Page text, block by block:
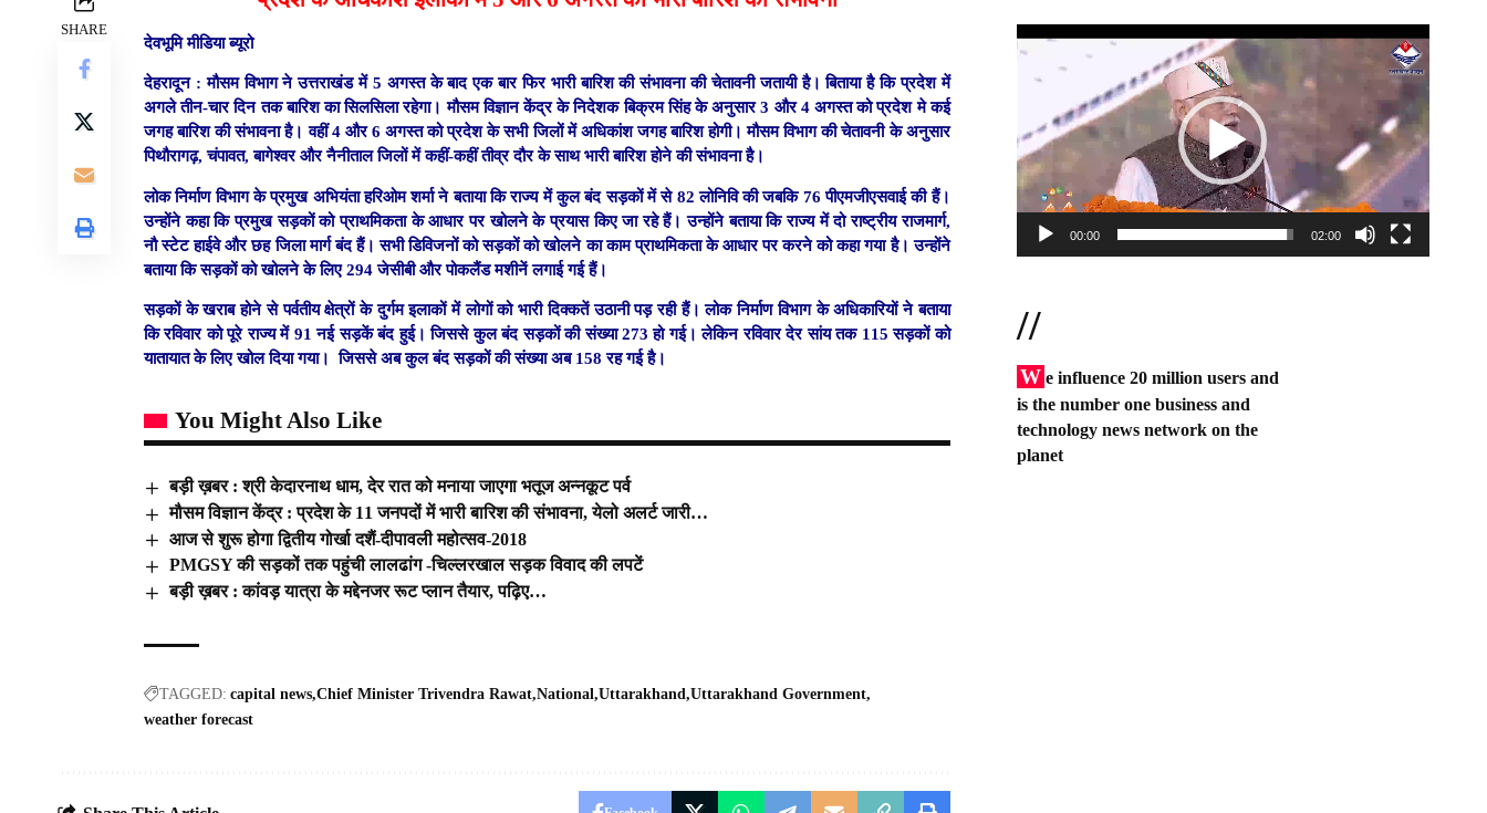
SHARE
देवभूमि मीडिया ब्यूरो
देहरादून : मौसम विभाग ने उत्तराखंड में 5 अगस्त के बाद एक बार फिर भारी बारिश की संभावना की चेतावनी जतायी है। बिताया है कि प्रदेश में
अगले तीन-चार दिन तक बारिश का सिलसिला रहेगा। मौसम विज्ञान केंद्र के निदेशक बिक्रम सिंह के अनुसार 3 और 4 अगस्त को प्रदेश मे कई
जगह बारिश की संभावना है। वहीं 4 और 6 अगस्त को प्रदेश के सभी जिलों में अधिकांश जगह बारिश होगी। मौसम विभाग की चेतावनी के अनुसार
पिथौरागढ़, चंपावत, बागेश्वर और नैनीताल जिलों में कहीं-कहीं तीव्र दौर के साथ भारी बारिश होने की संभावना है।
लोक निर्माण विभाग के प्रमुख अभियंता हरिओम शर्मा ने बताया कि राज्य में कुल बंद सड़कों में से 82 लोनिवि की जबकि 76 पीएमजीएसवाई की हैं।
उन्होंने कहा कि प्रमुख सड़कों को प्राथमिकता के आधार पर खोलने के प्रयास किए जा रहे हैं। उन्होंने बताया कि राज्य में दो राष्ट्रीय राजमार्ग,
नौ स्टेट हाईवे और छह जिला मार्ग बंद हैं। सभी डिविजनों को सड़कों को खोलने का काम प्राथमिकता के आधार पर करने को कहा गया है। उन्होंने
बताया कि सड़कों को खोलने के लिए 294 जेसीबी और पोकलैंड मशीनें लगाई गई हैं।
सड़कों के खराब होने से पर्वतीय क्षेत्रों के दुर्गम इलाकों में लोगों को भारी दिक्कतें उठानी पड़ रही हैं। लोक निर्माण विभाग के अधिकारियों ने बताया
कि रविवार को पूरे राज्य में 91 नई सड़कें बंद हुई। जिससे कुल बंद सड़कों की संख्या 273 हो गई। लेकिन रविवार देर सांय तक 115 सड़कों को
यातायात के लिए खोल दिया गया। जिससे अब कुल बंद सड़कों की संख्या अब 158 रह गई है।
You Might Also Like
बड़ी ख़बर : श्री केदारनाथ धाम, देर रात को मनाया जाएगा भतूज अन्नकूट पर्व
मौसम विज्ञान केंद्र : प्रदेश के 11 जनपदों में भारी बारिश की संभावना, येलो अलर्ट जारी…
आज से शुरू होगा द्वितीय गोर्खा दशैं-दीपावली महोत्सव-2018
PMGSY की सड़कों तक पहुंची लालढांग -चिल्लरखाल सड़क विवाद की लपटें
बड़ी ख़बर : कांवड़ यात्रा के मद्देनजर रूट प्लान तैयार, पढ़िए…
TAGGED: capital news Chief Minister Trivendra Rawat National Uttarakhand Uttarakhand Government
weather forecast
Video
00:00 02:00
//
W e influence 20 million users and
is the number one business and
technology news network on the
planet